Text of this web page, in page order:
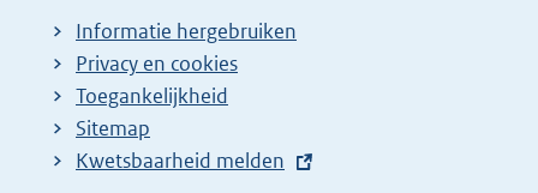
Informatie hergebruiken
Privacy en cookies
Toegankelijkheid
Sitemap
E
Kwetsbaarheid melden